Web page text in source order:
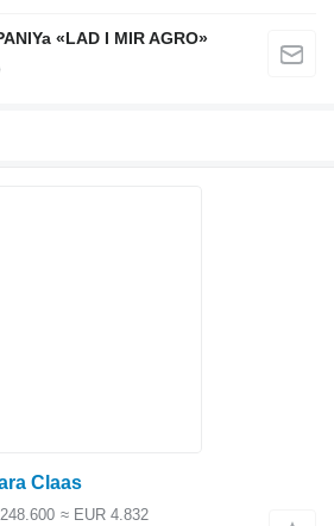
«LAD I MIR AGRO»
Claas
≈ EUR 4.832